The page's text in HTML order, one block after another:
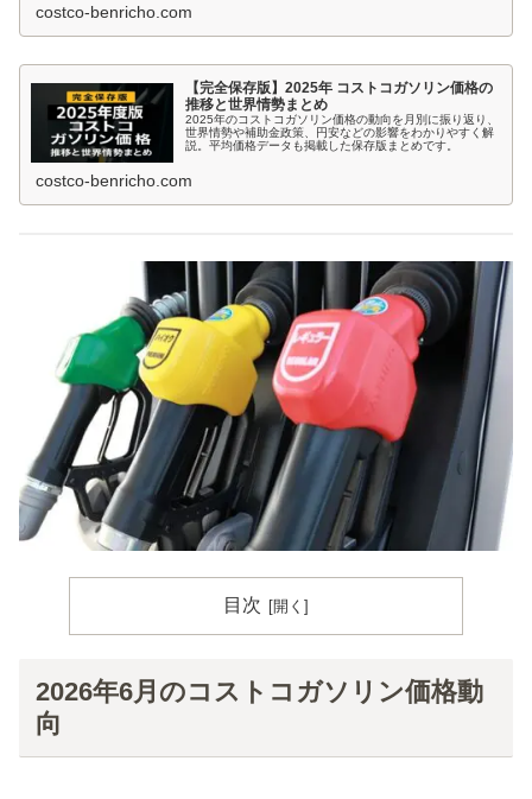
costco-benricho.com
【完全保存版】2025年 コストコガソリン価格の
推移と世界情勢まとめ
2025年のコストコガソリン価格の動向を月別に振り返り、
世界情勢や補助金政策、円安などの影響をわかりやすく解
説。平均価格データも掲載した保存版まとめです。
costco-benricho.com
目次
2026年6月のコストコガソリン価格動
向